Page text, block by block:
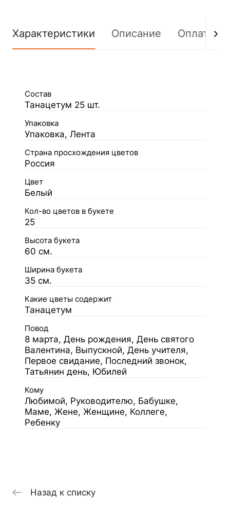
Характеристики Описание Оплата
Состав
Танацетум 25 шт.
Упаковка
Упаковка, Лента
Страна просхождения цветов
Россия
Цвет
Белый
Кол-во цветов в букете
25
Высота букета
60 см.
Ширина букета
35 см.
Какие цветы содержит
Танацетум
Повод
8 марта, День рождения, День святого
Валентина, Выпускной, День учителя,
Первое свидание, Последний звонок,
Татьянин день, Юбилей
Кому
Любимой, Руководителю, Бабушке,
Маме, Жене, Женщине, Коллеге,
Ребенку
Назад к списку